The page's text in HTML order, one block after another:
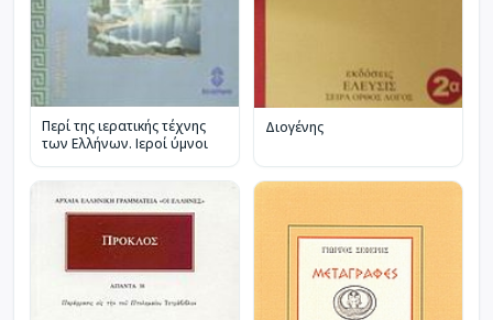
Περί της ιερατικής τέχνης
των Ελλήνων. Ιεροί ύμνοι
Διογένης